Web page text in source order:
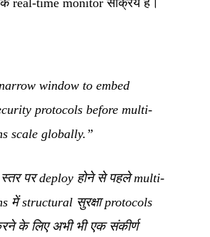
window to embed
protocols before multi-
scale globally.”
पर deploy होने से पहले multi-
में structural सुरक्षा protocols
के लिए अभी भी एक संकीर्ण